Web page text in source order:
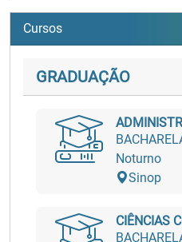
Cursos
GRADUAÇÃO
Noturno
Sinop
CIÊNCIAS